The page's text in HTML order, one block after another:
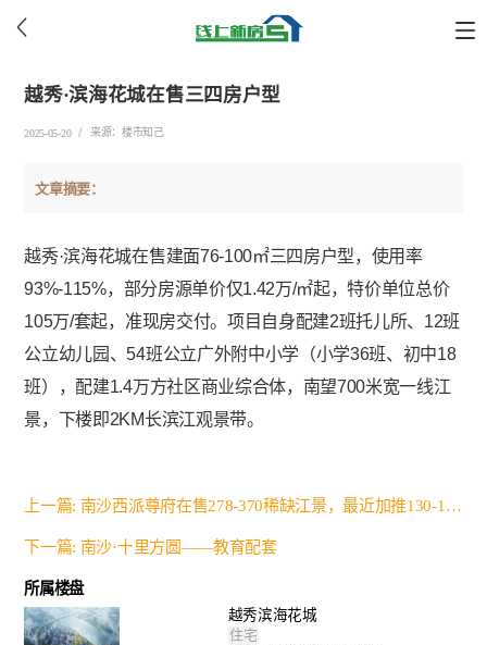
越秀·滨海花城在售三四房户型
2025-05-20 / 来源：楼市知己
文章摘要：
越秀·滨海花城在售建面76-100㎡三四房户型，使用率
93%-115%，部分房源单价仅1.42万/㎡起，特价单位总价
105万/套起，准现房交付。项目自身配建2班托儿所、12班
公立幼儿园、54班公立广外附中小学（小学36班、初中18
班），配建1.4万方社区商业综合体，南望700米宽一线江
景，下楼即2KM长滨江观景带。
上一篇: 南沙西派尊府在售278-370稀缺江景，最近加推130-139平小户型
下一篇: 南沙·十里方圆——教育配套
所属楼盘
越秀滨海花城
住宅